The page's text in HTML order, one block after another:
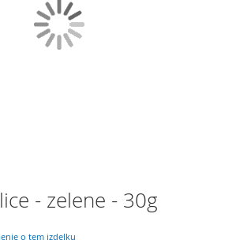
- zelene - 30g
o tem izdelku